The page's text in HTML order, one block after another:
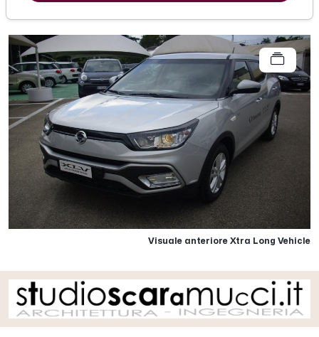
Visuale anteriore Xtra Long Vehicle